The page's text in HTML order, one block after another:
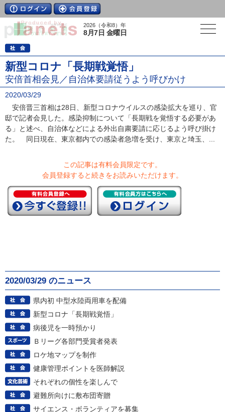
2026（令和8）年
8月7日 金曜日
新型コロナ「長期戦覚悟」
安倍首相会見／自治体要請従うよう呼びかけ
2020/03/29
安倍晋三首相は28日、新型コロナウイルスの感染拡大を巡り、官
邸で記者会見した。感染抑制について「長期戦を覚悟する必要があ
る」と述べ、自治体などによる外出自粛要請に応じるよう呼び掛け
た。 同日現在、東京都内での感染者急増を受け、東京と埼玉、...
この記事は有料会員限定です。
会員登録すると続きをお読みいただけます。
2020/03/29 のニュース
県内初 中型水陸両用車を配備
新型コロナ「長期戦覚悟」
病後児を一時預かり
Ｂリーグ各部門受賞者発表
ロケ地マップを制作
健康管理ポイントを医師解説
それぞれの個性を楽しんで
避難所向けに敷布団寄贈
サイエンス・ボランティアを募集